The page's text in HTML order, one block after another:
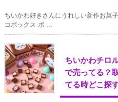
ちいかわ好きさんにうれしい新作お菓
コボックス ボ ...
ちいかわチロ
で売ってる？
てる時どこ探